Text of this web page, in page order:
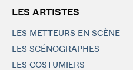
LES ARTISTES
LES METTEURS EN SCÈNE
LES SCÉNOGRAPHES
LES COSTUMIERS